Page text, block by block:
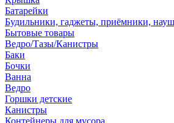
Батарейки
Будильники, гаджеты, приёмники,
Бытовые товары
Ведро/Тазы/Канистры
Баки
Бочки
Ванна
Ведро
Горшки детские
Канистры
Контейнеры для мусора